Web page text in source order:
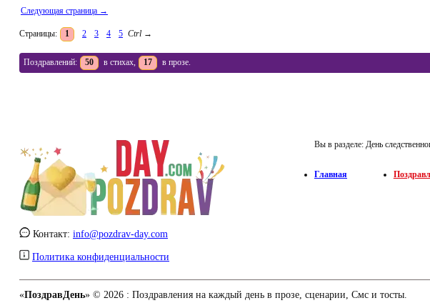
Следующая страница →
Страницы: 1 2 3 4 5 Ctrl →
Поздравлений: 50 в стихах, 17 в прозе.
Контакт: info@pozdrav-day.com
Политика конфиденциальности
Вы в разделе: День
Главная
«ПоздравДень» © 2026 : Поздравления на каждый день в прозе, сценарии, Смс и тосты.